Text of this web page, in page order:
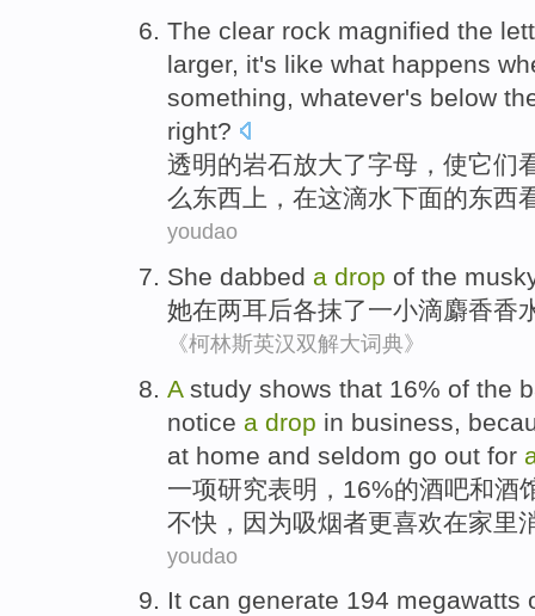
The clear rock magnified the
larger, it's like what happens
something, whatever's below
right?
透明的岩石放大了字母 ， 使它们
么东西 上，在这滴水下面的东西
youdao
She dabbed a drop of the
她在两耳后各抹了一小滴麝香香
《柯林斯英汉双解大词典》
A study shows that 16% of the
notice a drop in business,
at home and seldom go out for
一项研究表明，16%的酒吧和酒
不快，因为吸烟者更喜欢在家里
youdao
It can generate 194 megawatts